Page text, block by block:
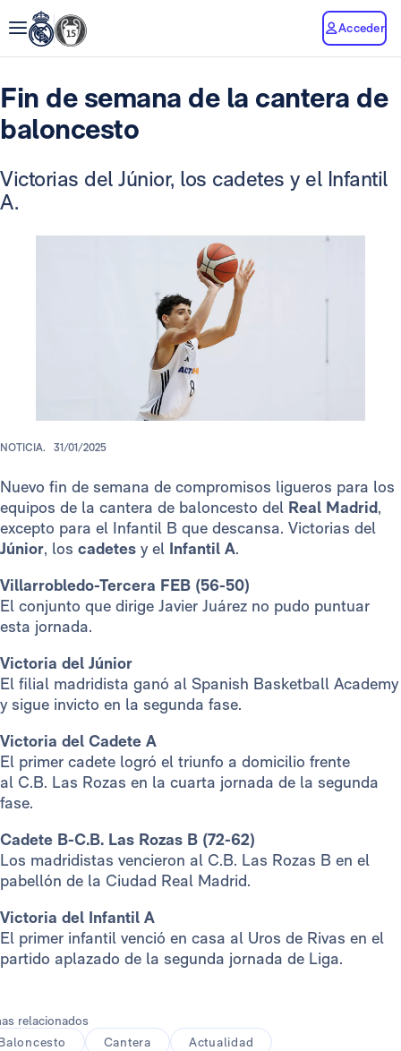
Acceder
Fin de semana de la cantera de
baloncesto
Victorias del Júnior, los cadetes y el Infantil
A.
NOTICIA. 31/01/2025
Nuevo fin de semana de compromisos ligueros para los
equipos de la cantera de baloncesto del Real Madrid,
excepto para el Infantil B que descansa. Victorias del
Júnior, los cadetes y el Infantil A.
Villarrobledo-Tercera FEB (56-50)
El conjunto que dirige Javier Juárez no pudo puntuar
esta jornada.
Victoria del Júnior
El filial madridista ganó al Spanish Basketball Academy
y sigue invicto en la segunda fase.
Victoria del Cadete A
El primer cadete logró el triunfo a domicilio frente
al C.B. Las Rozas en la cuarta jornada de la segunda
fase.
Cadete B-C.B. Las Rozas B (72-62)
Los madridistas vencieron al C.B. Las Rozas B en el
pabellón de la Ciudad Real Madrid.
Victoria del Infantil A
El primer infantil venció en casa al Uros de Rivas en el
partido aplazado de la segunda jornada de Liga.
relacionados
Cantera Actualidad